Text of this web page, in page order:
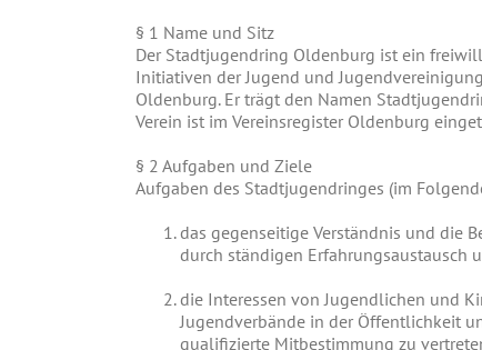
§ 1 Name und Sitz
Der Stadtjugendring Oldenburg ist ein
Initiativen der Jugend und
Oldenburg. Er trägt den Namen
Verein ist im Vereinsregister Oldenburg
§ 2 Aufgaben und Ziele
Aufgaben des Stadtjugendringes (im
das gegenseitige Verständnis und die
durch ständigen Erfahrungsaustausch
die Interessen von Jugendlichen und
Jugendverbände in der Öffentlichkeit
qualifizierte Mitbestimmung zu